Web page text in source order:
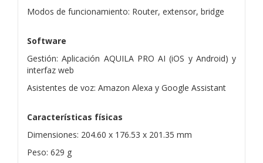
Modos de funcionamiento: Router, extensor, bridge
Software
Gestión: Aplicación AQUILA PRO AI (iOS y Android) y
interfaz web
Asistentes de voz: Amazon Alexa y Google Assistant
Características físicas
Dimensiones: 204.60 x 176.53 x 201.35 mm
Peso: 629 g